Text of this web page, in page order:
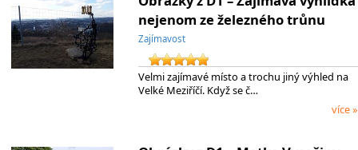
nejenom ze železného trůnu
Zajímavost
Velmi zajímavé místo a trochu jiný výhled na
Velké Meziříčí. Když se č…
více »